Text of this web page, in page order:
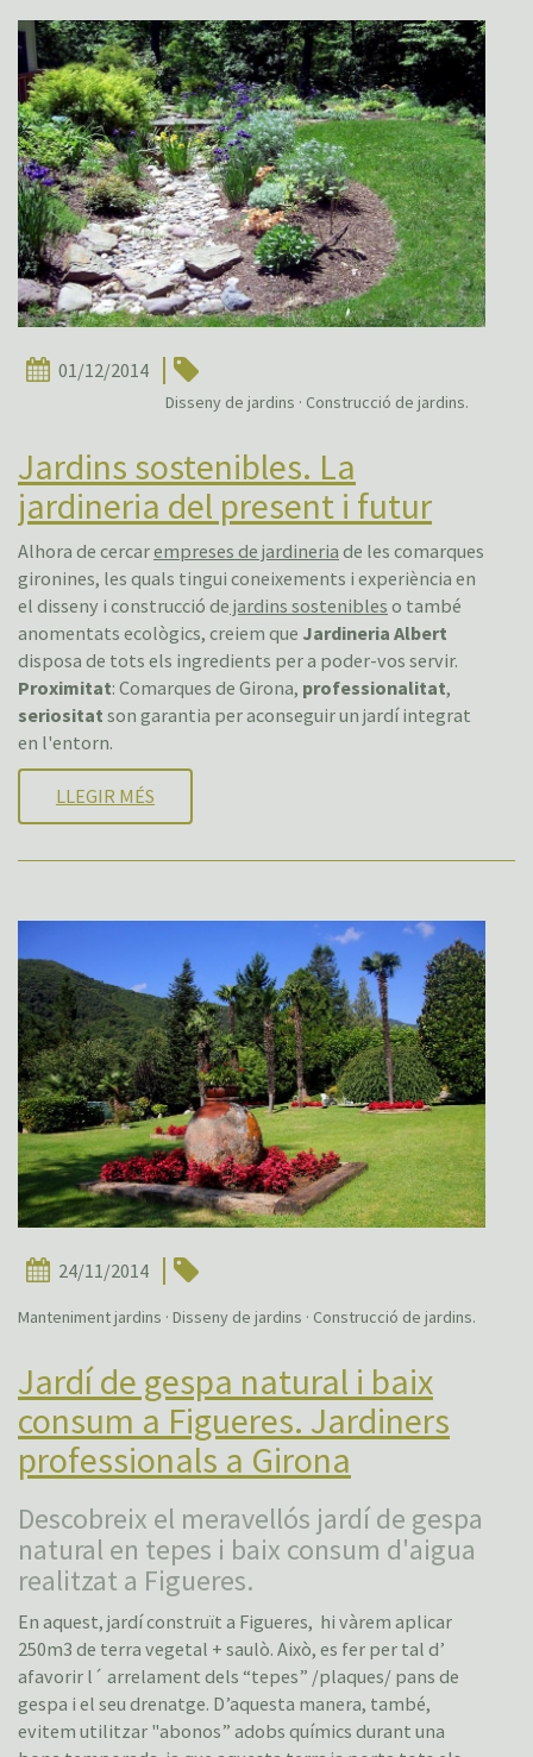
01/12/2014
Disseny de jardins · Construcció de jardins.
Jardins sostenibles. La
jardineria del present i futur
Alhora de cercarempreses de jardineria de les comarques
gironines, les quals tingui coneixements i experiència en
el disseny i construcció de jardins sostenibles o també
anomentats ecològics, creiem que Jardineria Albert
disposa de tots els ingredients per a poder-vos servir.
Proximitat: Comarques de Girona, professionalitat,
seriositat son garantia per aconseguir un jardí integrat
en l'entorn.
LLEGIR MÉS
24/11/2014
Manteniment jardins · Disseny de jardins · Construcció de jardins.
Jardí de gespa natural i baix
consum a Figueres. Jardiners
professionals a Girona
Descobreix el meravellós jardí de gespa
natural en tepes i baix consum d'aigua
realitzat a Figueres.
En aquest, jardí construït a Figueres, hi vàrem aplicar
250m3 de terra vegetal + saulò. Això, es fer per tal d’
afavorir l´ arrelament dels “tepes” /plaques/ pans de
gespa i el seu drenatge. D’aquesta manera, també,
evitem utilitzar "abonos” adobs químics durant una